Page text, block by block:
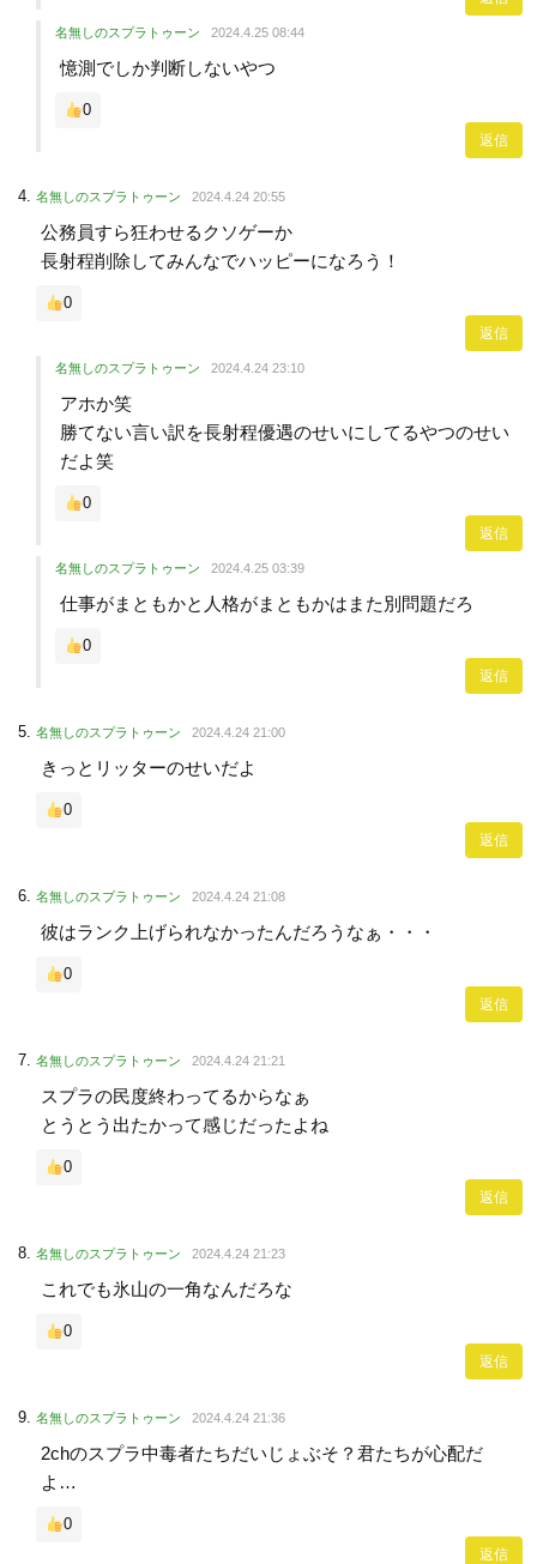
名無しのスプラトゥーン 2024.4.25 08:44
憶測でしか判断しないやつ
0
返信
名無しのスプラトゥーン 2024.4.24 20:55
公務員すら狂わせるクソゲーか
長射程削除してみんなでハッピーになろう！
0
返信
名無しのスプラトゥーン 2024.4.24 23:10
アホか笑
勝てない言い訳を長射程優遇のせいにしてるやつのせい
だよ笑
0
返信
名無しのスプラトゥーン 2024.4.25 03:39
仕事がまともかと人格がまともかはまた別問題だろ
0
返信
名無しのスプラトゥーン 2024.4.24 21:00
きっとリッターのせいだよ
0
返信
名無しのスプラトゥーン 2024.4.24 21:08
彼はランク上げられなかったんだろうなぁ・・・
0
返信
名無しのスプラトゥーン 2024.4.24 21:21
スプラの民度終わってるからなぁ
とうとう出たかって感じだったよね
0
返信
名無しのスプラトゥーン 2024.4.24 21:23
これでも氷山の一角なんだろな
0
返信
名無しのスプラトゥーン 2024.4.24 21:36
2chのスプラ中毒者たちだいじょぶそ？君たちが心配だ
よ…
0
返信